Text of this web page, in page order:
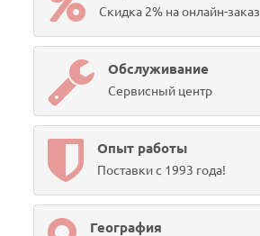
Скидка 2% на онлайн-заказ
Обслуживание
Сервисный центр
Опыт работы
Поставки с 1993 года!
География